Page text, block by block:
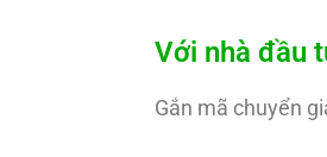
Với nhà đầu
Gắn mã chuyển